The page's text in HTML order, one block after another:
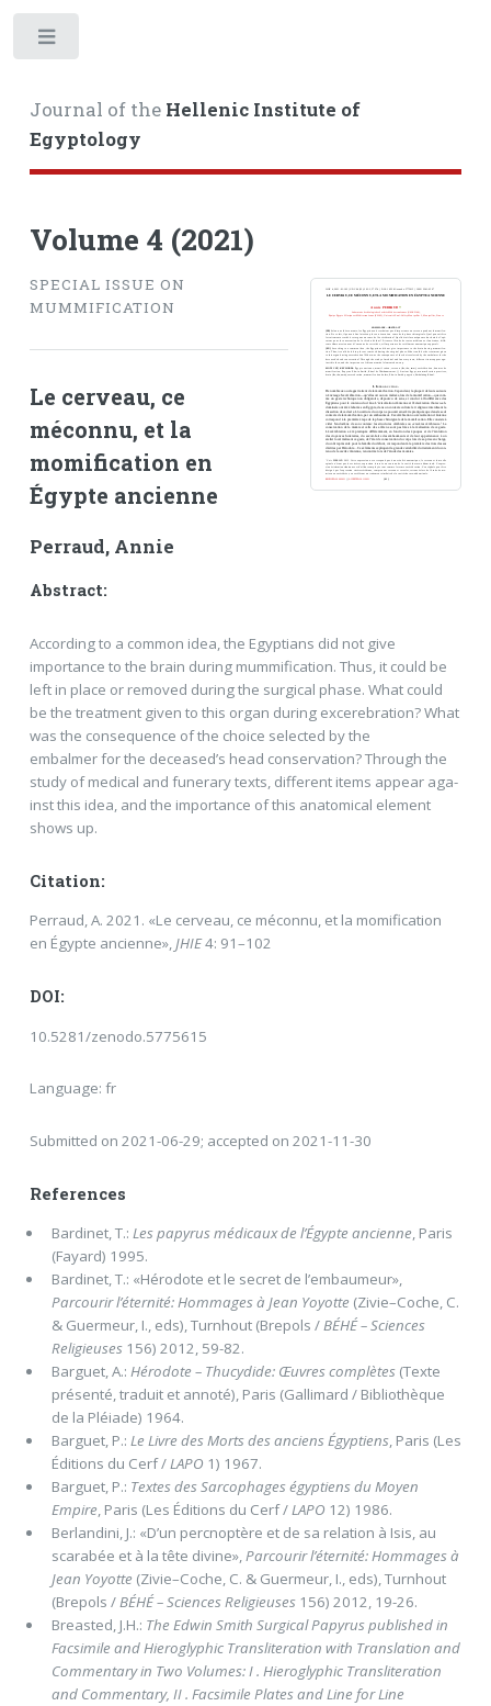
Journal of the Hellenic Institute of
Egyptology
Volume 4 (2021)
SPECIAL ISSUE ON
MUMMIFICATION
Le cerveau, ce
méconnu, et la
momification en
Égypte ancienne
Perraud, Annie
Abstract:
According to a common idea, the Egyptians did not give
importance to the brain during mummifica­tion. Thus, it could be
left in place or removed during the surgical phase. What could
be the treatment given to this organ during excerebration? What
was the consequence of the choice selected by the
embalmer for the deceased’s head conservation? Through the
study of medical and funerary texts, different items appear aga­
inst this idea, and the importance of this anatomical element
shows up.
Citation:
Perraud, A. 2021. «Le cerveau, ce méconnu, et la momification
en Égypte ancienne»,JHIE4: 91–102
DOI:
10.5281/zenodo.5775615
Language: fr
Submitted on 2021-06-29; accepted on 2021-11-30
References
Bardinet, T.: Les papyrus médicaux de l’Égypte ancienne, Paris
(Fayard) 1995.
Bardinet, T.: «Hérodote et le secret de l’embaumeur»,
Parcourir l’éternité: Hommages à Jean Yoyotte (Zivie–Coche, C.
& Guermeur, I., eds), Turnhout (Brepols /BÉHÉ – Sciences
Religieuses156) 2012, 59-82.
Barguet, A.: Hérodote – Thucydide: Œuvres complètes(Texte
présenté, traduit et annoté), Paris (Gallimard / Bibliothèque
de la Pléiade) 1964.
Barguet, P.: Le Livre des Morts des anciens Égyptiens, Paris (Les
Éditions du Cerf /LAPO 1) 1967.
Barguet, P.: Textes des Sarcophages égyptiens du Moyen
Empire, Paris (Les Éditions du Cerf /LAPO 12) 1986.
Berlandini, J.: «D’un percnoptère et de sa relation à Isis, au
scarabée et à la tête divine»,Parcourir l’éternité: Hommages à
Jean Yoyotte (Zivie–Coche, C. & Guermeur, I., eds), Turnhout
(Brepols /BÉHÉ – Sciences Religieuses156) 2012, 19-26.
Breasted, J.H.: The Edwin Smith Surgical Papyrus published in
Facsimile and Hieroglyphic Transliteration with Translation and
Commentary in Two Volumes:I . Hieroglyphic Transliteration
and Commentary, II . Facsimile Plates and Line for Line